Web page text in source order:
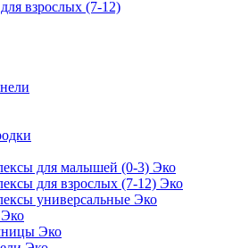
взрослых (7-12)
для малышей (0-3) Эко
для взрослых (7-12) Эко
универсальные Эко
Эко